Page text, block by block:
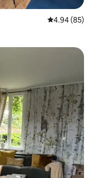
Calificación
4.94 (85)